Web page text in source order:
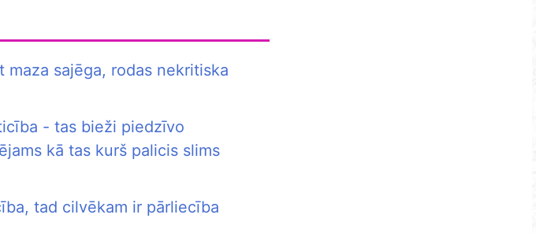
sajēga, rodas nekritiska
- tas bieži piedzīvo
kā tas kurš palicis slims
tad cilvēkam ir pārliecība